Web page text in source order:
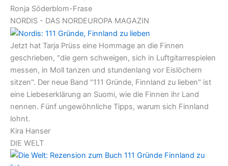
Ronja Söderblom-Frase
NORDIS - DAS NORDEUROPA MAGAZIN
Jetzt hat Tarja Prüss eine Hommage an die Finnen
geschrieben, "die gern schweigen, sich in Luftgitarrespielen
messen, in Moll tanzen und stundenlang vor Eislöchern
sitzen". Der neue Band "111 Gründe, Finnland zu lieben" ist
eine Liebeserklärung an Suomi, wie die Finnen ihr Land
nennen. Fünf ungewöhnliche Tipps, warum sich Finnland
lohnt.
Kira Hanser
DIE WELT